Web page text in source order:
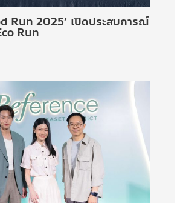
Run 2025’ เปิดประสบการณ์
Run